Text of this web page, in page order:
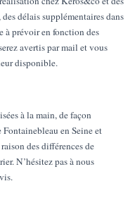
délais supplémentaires dans
à prévoir en fonction des
avertis par mail et vous
disponible.
à la main, de façon
en Seine et
des différences de
N’hésitez pas à nous